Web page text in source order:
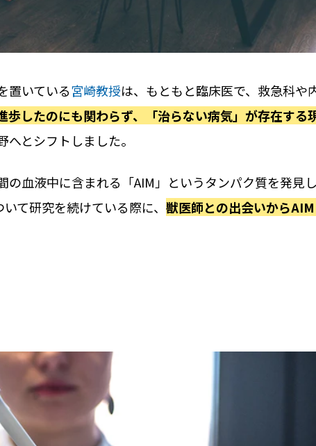
置いている宮崎教授は、もともと臨床医で、救急科や
歩したのにも関わらず、「治らない病気」が存在する
とシフトしました。
の血液中に含まれる「AIM」というタンパク質を発見
て研究を続けている際に、 獣医師との出会いから